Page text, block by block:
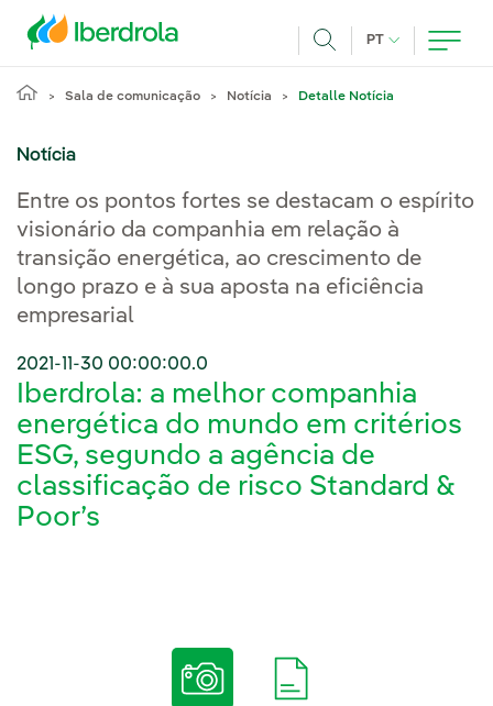
PT IDIOMA ATUAL,
Sala de comunicação Notícia Detalle Notícia
Notícia
Entre os pontos fortes se destacam o espírito
visionário da companhia em relação à
transição energética, ao crescimento de
longo prazo e à sua aposta na eficiência
empresarial
2021-11-30 00:00:00.0
Iberdrola: a melhor companhia
energética do mundo em critérios
ESG, segundo a agência de
classificação de risco Standard &
Poor’s